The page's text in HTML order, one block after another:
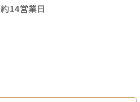
14営業日